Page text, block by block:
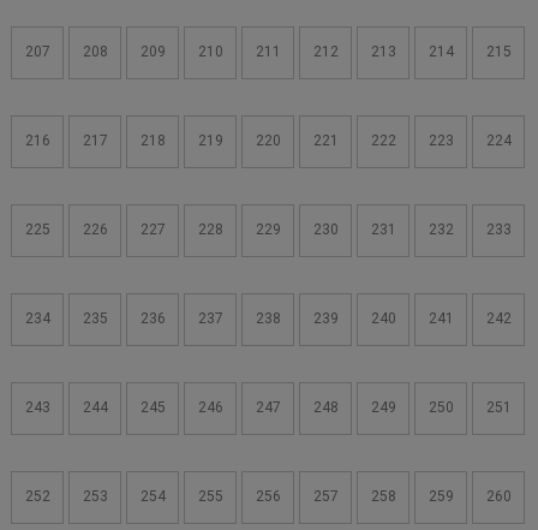
207 208 209 210 211 212 213 214 215
216 217 218 219 220 221 222 223 224
225 226 227 228 229 230 231 232 233
234 235 236 237 238 239 240 241 242
243 244 245 246 247 248 249 250 251
252 253 254 255 256 257 258 259 260